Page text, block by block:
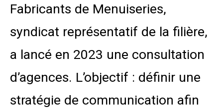
Fabricants de Menuiseries,
syndicat représentatif de la filière,
a lancé en 2023 une consultation
d’agences. L’objectif : définir une
stratégie de communication afin